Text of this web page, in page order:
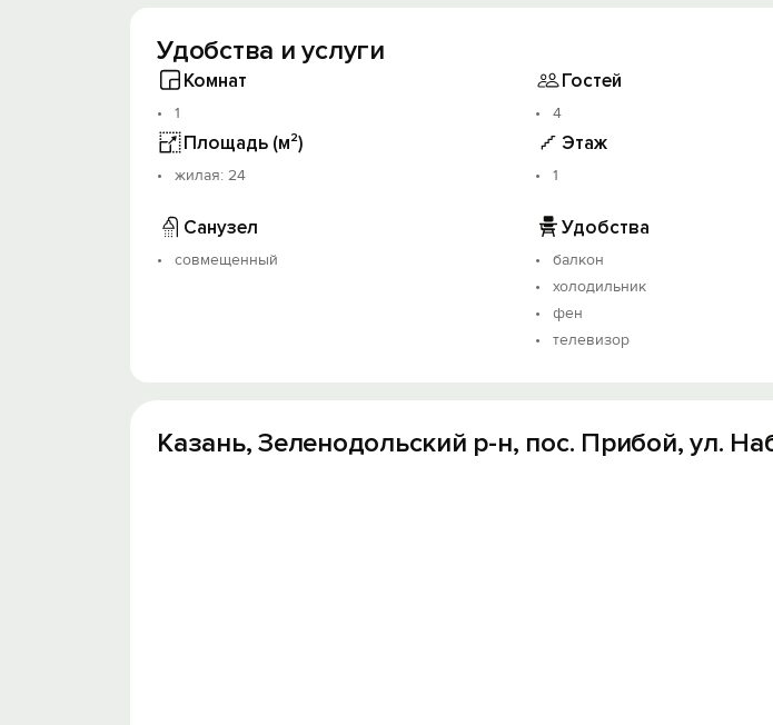
Удобства и услуги
Комнат
1
Гостей
4
Площадь (м²)
жилая: 24
Этаж
1
Санузел
совмещенный
Удобства
балкон
холодильник
фен
телевизор
Казань, Зеленодольский р-н, пос. Прибой, ул.